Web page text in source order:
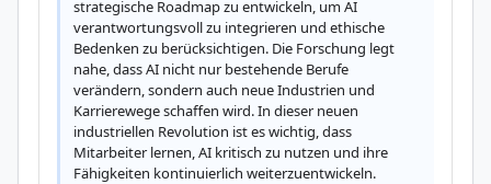
strategische Roadmap zu entwickeln, um AI
verantwortungsvoll zu integrieren und ethische
Bedenken zu berücksichtigen. Die Forschung legt
nahe, dass AI nicht nur bestehende Berufe
verändern, sondern auch neue Industrien und
Karrierewege schaffen wird. In dieser neuen
industriellen Revolution ist es wichtig, dass
Mitarbeiter lernen, AI kritisch zu nutzen und ihre
Fähigkeiten kontinuierlich weiterzuentwickeln.